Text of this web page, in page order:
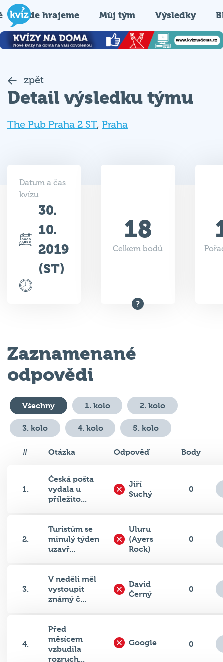
Kde hrajeme Můj tým Výsledky
zpět
Detail výsledku týmu
The Pub Praha 2 ST, Praha
Datum a čas
kvízu
30.
10.
2019
(ST)
18
Celkem bodů
Zaznamenané
odpovědi
Všechny 1. kolo 2. kolo
3. kolo 4. kolo 5. kolo
# Otázka Odpověď Body
1.
Česká pošta
vydala u
příležito...
Jiří
Suchý
0
2.
Turistům se
minulý týden
uzavř...
Uluru
(Ayers
Rock)
0
3.
V neděli měl
vystoupit
známý č...
David
Černý
0
4.
Před
měsícem
vzbudila
rozruch...
Google 0